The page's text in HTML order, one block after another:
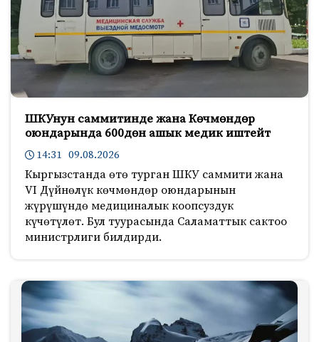
ШКУнун саммитинде жана Көчмөндөр
оюндарында 600дөн ашык медик иштейт
14:31 09.08.2026
Кыргызстанда өтө турган ШКУ саммити жана
VI Дүйнөлүк көчмөндөр оюндарынын
жүрүшүндө медициналык коопсуздук
күчөтүлөт. Бул туурасында Саламаттык сактоо
министрлиги билдирди.